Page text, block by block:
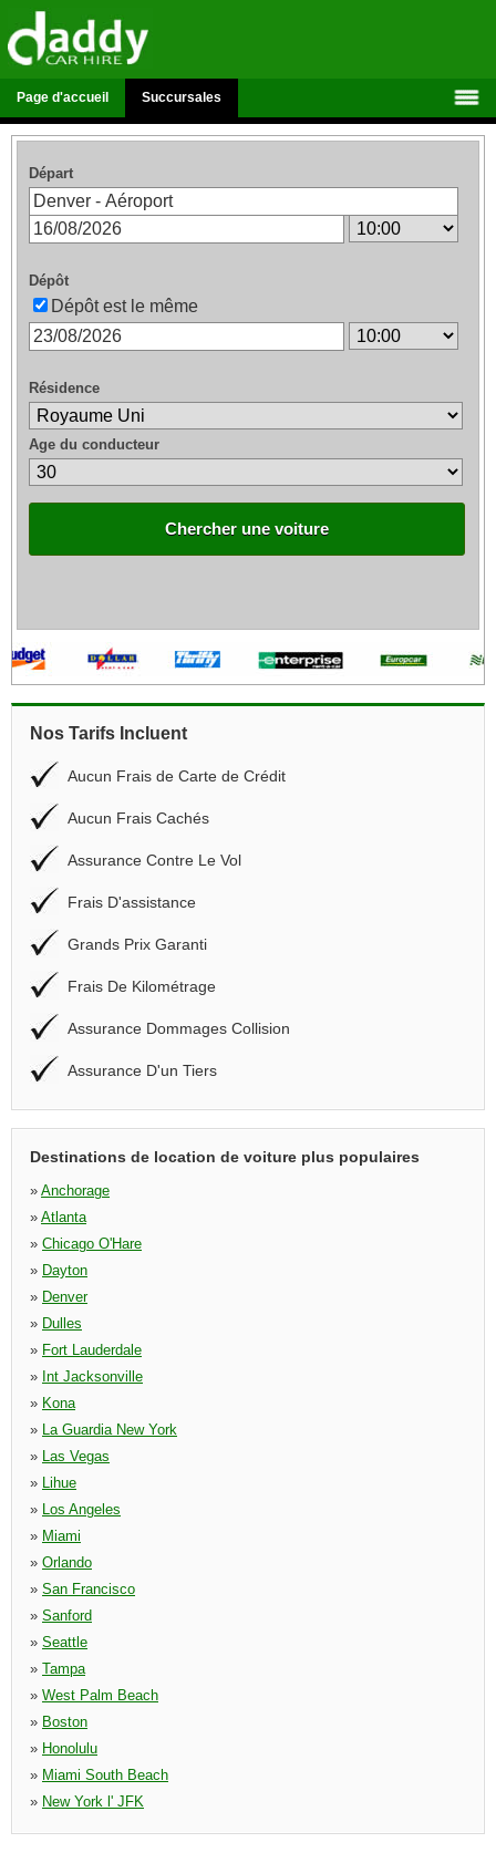
Page d'accueil Succursales
Départ
Dépôt
Dépôt est le même
Résidence
Age du conducteur
Chercher une voiture
Nos Tarifs Incluent
Aucun Frais de Carte de Crédit
Aucun Frais Cachés
Assurance Contre Le Vol
Frais D'assistance
Grands Prix Garanti
Frais De Kilométrage
Assurance Dommages Collision
Assurance D'un Tiers
Destinations de location de voiture plus populaires
» Anchorage
» Atlanta
» Chicago O'Hare
» Dayton
» Denver
» Dulles
» Fort Lauderdale
» Int Jacksonville
» Kona
» La Guardia New York
» Las Vegas
» Lihue
» Los Angeles
» Miami
» Orlando
» San Francisco
» Sanford
» Seattle
» Tampa
» West Palm Beach
» Boston
» Honolulu
» Miami South Beach
» New York l' JFK